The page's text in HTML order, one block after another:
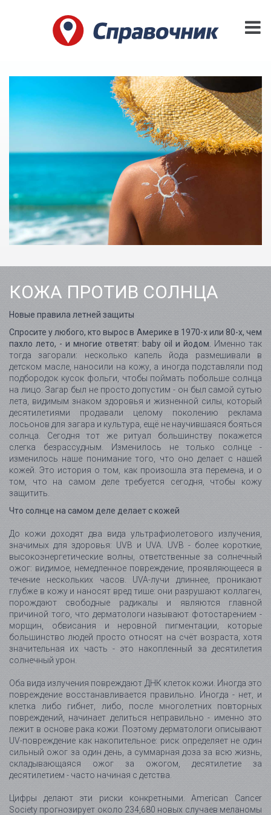
КОЖА ПРОТИВ СОЛНЦА
Новые правила летней защиты
Спросите у любого, кто вырос в Америке в 1970-х или 80-х, чем
пахло лето, - и многие ответят: baby oil и йодом.
Именно так
тогда загорали: несколько капель йода размешивали в
детском масле, наносили на кожу, а иногда подставляли под
подбородок кусок фольги, чтобы поймать побольше солнца
на лицо. Загар был не просто допустим - он был самой сутью
лета, видимым знаком здоровья и жизненной силы, который
десятилетиями продавали целому поколению реклама
лосьонов для загара и культура, ещё не научившаяся бояться
солнца. Сегодня тот же ритуал большинству покажется
слегка безрассудным. Изменилось не только солнце -
изменилось наше понимание того, что оно делает с нашей
кожей. Это история о том, как произошла эта перемена, и о
том, что на самом деле требуется сегодня, чтобы кожу
защитить.
Что солнце на самом деле делает с кожей
До кожи доходят два вида ультрафиолетового излучения,
значимых для здоровья: UVB и UVA. UVB - более короткие,
высокоэнергетические волны, ответственные за солнечный
ожог: видимое, немедленное повреждение, проявляющееся в
течение нескольких часов. UVA-лучи длиннее, проникают
глубже в кожу и наносят вред тише: они разрушают коллаген,
порождают свободные радикалы и являются главной
причиной того, что дерматологи называют фотостарением -
морщин, обвисания и неровной пигментации, которые
большинство людей просто относят на счёт возраста, хотя
значительная их часть - это накопленный за десятилетия
солнечный урон.
Оба вида излучения повреждают ДНК клеток кожи. Иногда это
повреждение восстанавливается правильно. Иногда - нет, и
клетка либо гибнет, либо, после многолетних повторных
повреждений, начинает делиться неправильно - именно это
лежит в основе рака кожи. Поэтому дерматологи описывают
UV-повреждение как накопительное: риск определяет не один
сильный ожог за один день, а суммарная доза за всю жизнь,
складывающаяся ожог за ожогом, десятилетие за
десятилетием - часто начиная с детства.
Цифры делают эти риски конкретными. American Cancer
Society прогнозирует около 234,680 новых случаев меланомы